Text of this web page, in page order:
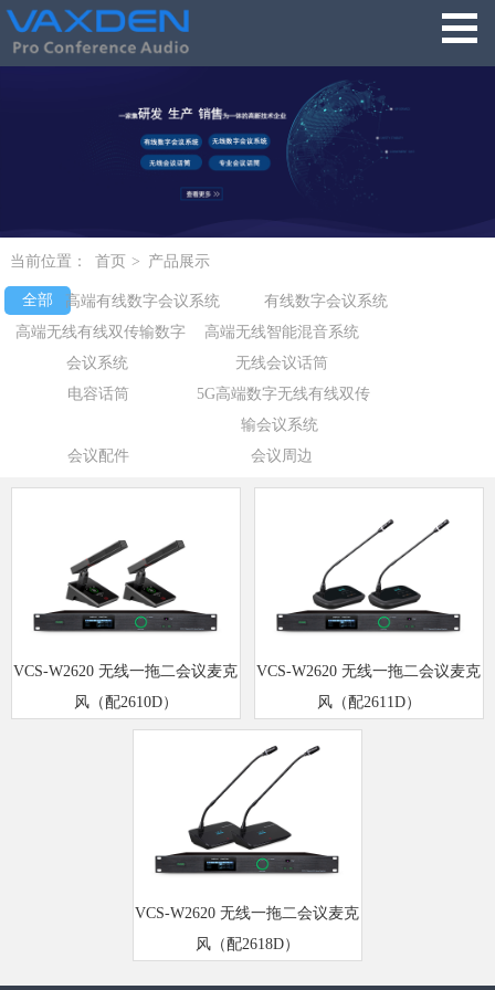
当前位置： 首页 > 产品展示
全部 高端有线数字会议系统
有线数字会议系统
高端无线有线双传输数字
会议系统
高端无线智能混音系统
无线会议话筒
电容话筒
5G高端数字无线有线双传
输会议系统
会议配件
会议周边
VCS-W2620 无线一拖二会议麦克
风（配2610D）
VCS-W2620 无线一拖二会议麦克
风（配2611D）
VCS-W2620 无线一拖二会议麦克
风（配2618D）